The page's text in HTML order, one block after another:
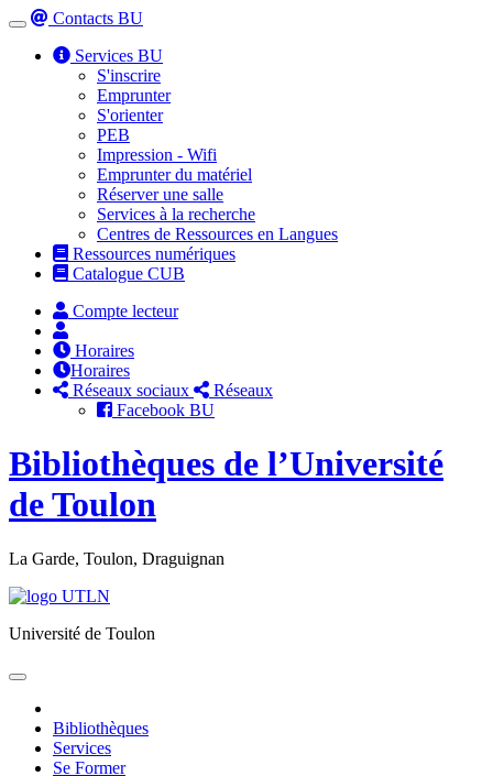
Toggle
navigation
Contacts BU
Services BU
S'inscrire
Emprunter
S'orienter
PEB
Impression - Wifi
Emprunter du matériel
Réserver une salle
Services à la recherche
Centres de Ressources en Langues
Ressources numériques
Catalogue CUB
Compte lecteur
Horaires
Horaires
Réseaux sociaux
Réseaux
Facebook BU
Bibliothèques de l’Université
de Toulon
La Garde, Toulon, Draguignan
Université de Toulon
Toggle
Bibliothèques
Services
Se Former